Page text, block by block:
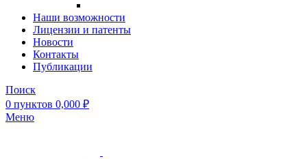
Наши возможности
Лицензии и патенты
Новости
Контакты
Публикации
Поиск
0 пунктов 0,000 ₽
Меню